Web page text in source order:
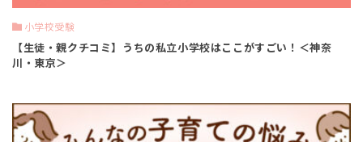
小学校受験
【生徒・親クチコミ】うちの私立小学校はここがすごい！＜神奈
川・東京＞